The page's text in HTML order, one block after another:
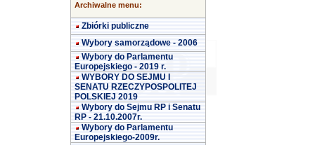
Archiwalne menu:
Zbiórki publiczne
Wybory samorządowe - 2006
Wybory do Parlamentu
Europejskiego - 2019 r.
WYBORY DO SEJMU I
SENATU RZECZYPOSPOLITEJ
POLSKIEJ 2019
Wybory do Sejmu RP i Senatu
RP - 21.10.2007r.
Wybory do Parlamentu
Europejskiego-2009r.